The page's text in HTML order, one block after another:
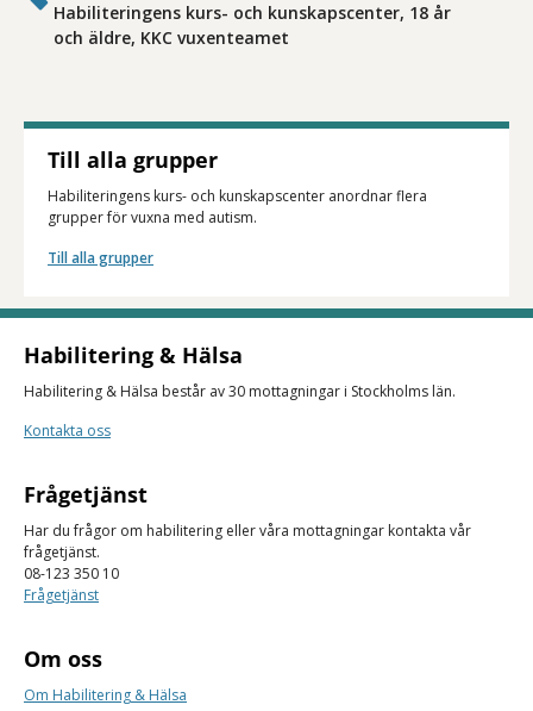
Habiliteringens kurs- och kunskapscenter, 18 år
och äldre, KKC vuxenteamet
Till alla grupper
Habiliteringens kurs- och kunskapscenter anordnar flera
grupper för vuxna med autism.
Till alla grupper
Habilitering & Hälsa
Habilitering & Hälsa består av 30 mottagningar i Stockholms län.
Kontakta oss
Frågetjänst
Har du frågor om habilitering eller våra mottagningar kontakta vår
frågetjänst.
08-123 350 10
Frågetjänst
Om oss
Om Habilitering & Hälsa